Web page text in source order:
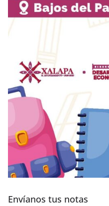
Envíanos tus notas